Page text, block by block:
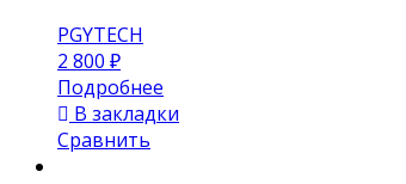
PGYTECH
2 800 ₽
Подробнее
В закладки
Сравнить